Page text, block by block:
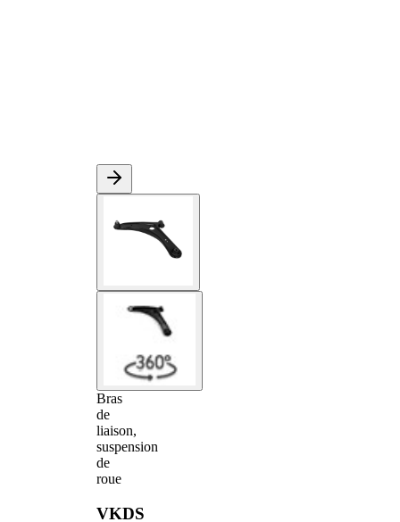
Bras
de
liaison,
suspension
de
roue
VKDS